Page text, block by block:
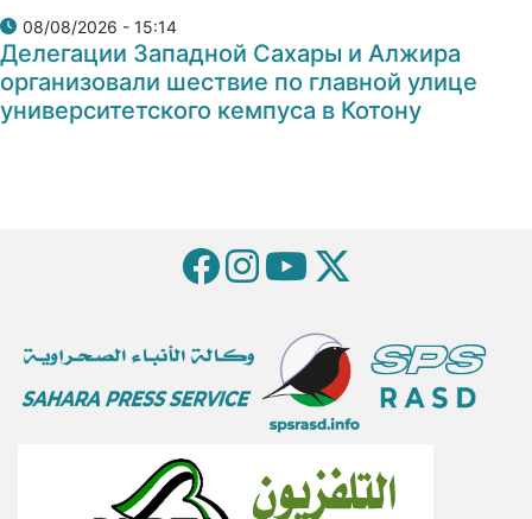
08/08/2026 - 15:14
Делегации Западной Сахары и Алжира
организовали шествие по главной улице
университетского кемпуса в Котону